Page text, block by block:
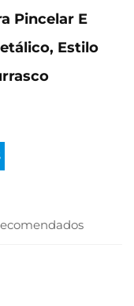
Pincelar E
Estilo